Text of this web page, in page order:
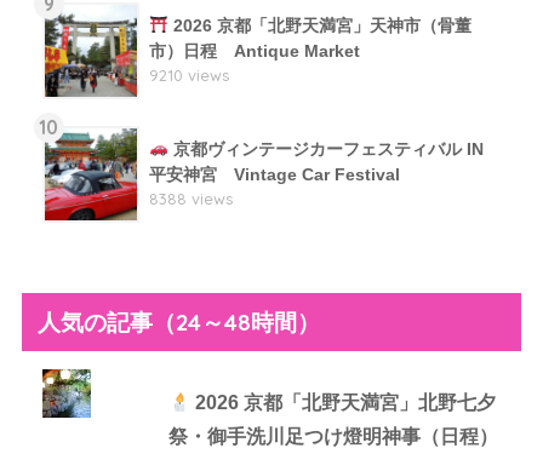
2026 京都「北野天満宮」天神市（骨董
市）日程 Antique Market
9210 views
10
京都ヴィンテージカーフェスティバル IN
平安神宮 Vintage Car Festival
8388 views
人気の記事（24～48時間）
2026 京都「北野天満宮」北野七夕
祭・御手洗川足つけ燈明神事（日程）